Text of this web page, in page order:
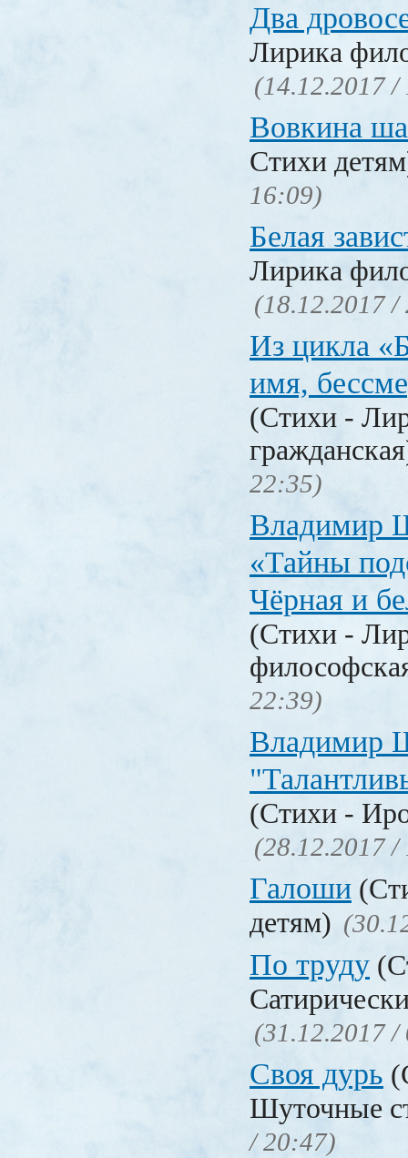
Два
Лирика
(14.12.2017 /
Вовкина
Стихи
16:09)
Белая
Лирика
(18.12.2017 /
Из цикла
имя,
(Стихи -
22:35)
Владимир
«Тайны
Чёрная и
(Стихи -
22:39)
Владимир
(Стихи -
(28.12.2017 /
Галоши
детям)
По труду
(31.12.2017 /
Своя дурь
Шуточные
/ 20:47)